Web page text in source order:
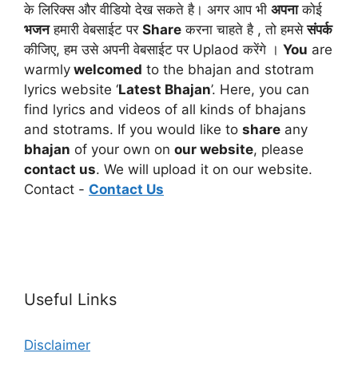
के लिरिक्स और वीडियो देख सकते है। अगर आप भी अपनाकोई
भजनहमारी वेबसाईट पर Share करना चाहते है , तो हमसेसंपर्क
कीजिए, हम उसे अपनी वेबसाईट पर Uplaod करेंगे । You are
warmly welcomed to the bhajan and stotram
lyrics website ‘Latest Bhajan’. Here, you can
find lyrics and videos of all kinds of bhajans
and stotrams. If you would like to share any
bhajan of your own on our website, please
contact us. We will upload it on our website.
Contact - Contact Us
Useful Links
Disclaimer